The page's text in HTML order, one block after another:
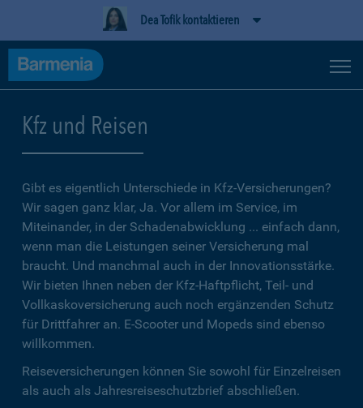
Dea Tofik kontaktieren
Kfz und Reisen
Gibt es eigentlich Unterschiede in Kfz-Versicherungen?
Wir sagen ganz klar, Ja. Vor allem im Service, im
Miteinander, in der Schadenabwicklung ... einfach dann,
wenn man die Leistungen seiner Versicherung mal
braucht. Und manchmal auch in der Innovationsstärke.
Wir bieten Ihnen neben der Kfz-Haftpflicht, Teil- und
Vollkaskoversicherung auch noch ergänzenden Schutz
für Drittfahrer an. E-Scooter und Mopeds sind ebenso
willkommen.
Reiseversicherungen können Sie sowohl für Einzelreisen
als auch als Jahresreiseschutzbrief abschließen.